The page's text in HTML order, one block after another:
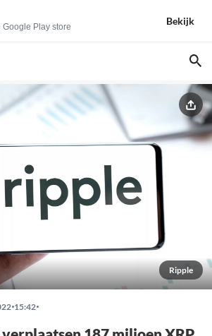
Google Play store
Bekijk
Ripple
15:42